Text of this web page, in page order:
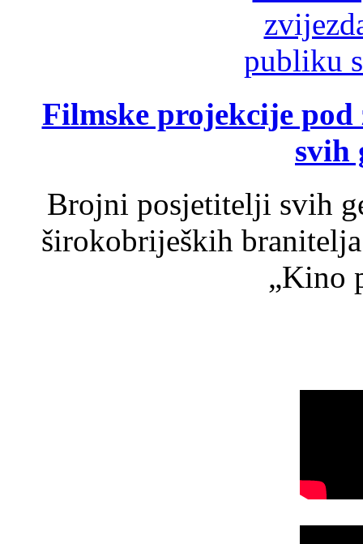
Filmske projekcije
svih
Brojni posjetitelji svih
širokobrijeških
„Kino